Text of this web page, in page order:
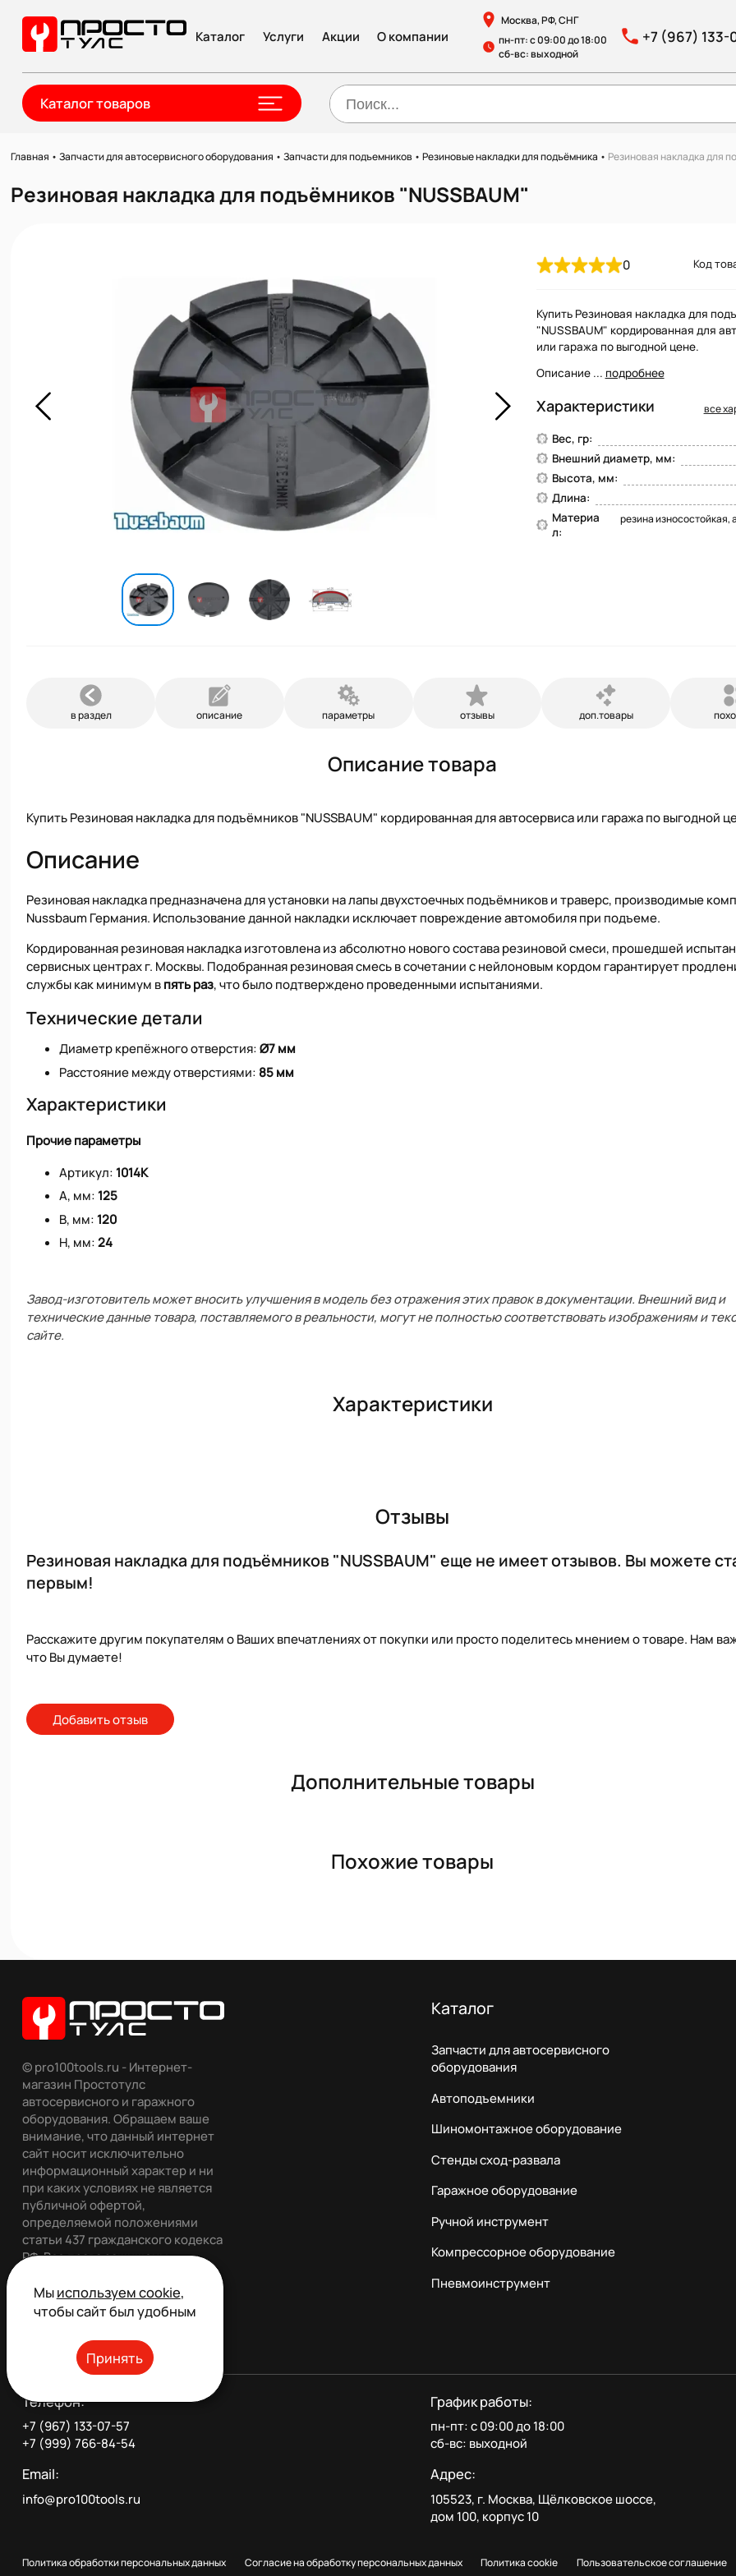
Каталог Услуги Акции О компании
Москва, РФ, СНГ
пн-пт: с 09:00 до 18:00
сб-вс: выходной
+7 (967) 133-
Каталог товаров
Главная •Запчасти для автосервисного оборудования •Запчасти для подъемников •Резиновые накладки для подъёмника • Резиновая накладка для
Резиновая накладка для подъёмников "NUSSBAUM"
0 Код
Купить Резиновая накладка для
"NUSSBAUM" кордированная для
или гаража по выгодной цене.
Описание ... подробнее
Характеристики все
Вес, гр:
Внешний диаметр, мм:
Высота, мм:
Длина:
Материа
л:
резина износостойкая,
в раздел описание параметры отзывы доп.товары
Описание товара
Купить Резиновая накладка для подъёмников "NUSSBAUM" кордированная для автосервиса или гаража по выгодной
Описание
Резиновая накладка предназначена для установки на лапы двухстоечных подъёмников и траверс, производимые
Nussbaum Германия. Использование данной накладки исключает повреждение автомобиля при подъеме.
Кордированная резиновая накладка изготовлена из абсолютно нового состава резиновой смеси, прошедшей
сервисных центрах г. Москвы. Подобранная резиновая смесь в сочетании с нейлоновым кордом гарантирует
службы как минимум впять раз, что было подтверждено проведенными испытаниями.
Технические детали
Диаметр крепёжного отверстия:Ø7 мм
Расстояние между отверстиями: 85 мм
Характеристики
Прочие параметры
Артикул: 1014К
A, мм: 125
B, мм: 120
H, мм:24
Завод-изготовитель может вносить улучшения в модель без отражения этих правок в документации. Внешний вид и
технические данные товара, поставляемого в реальности, могут не полностью соответствовать изображениям и
сайте.
Характеристики
Отзывы
Резиновая накладка для подъёмников "NUSSBAUM" еще не имеет отзывов. Вы можете
первым!
Расскажите другим покупателям о Ваших впечатлениях от покупки или просто поделитесь мнением о товаре. Нам
что Вы думаете!
Добавить отзыв
Дополнительные товары
Похожие товары
© pro100tools.ru - Интернет-
магазин Простотулс
автосервисного и гаражного
оборудования. Обращаем ваше
внимание, что данный интернет
сайт носит исключительно
информационный характер и ни
при каких условиях не является
публичной офертой,
определяемой положениями
статьи 437 гражданского кодекса
РФ. Все права защищены.
Каталог
Запчасти для автосервисного
оборудования
Автоподъемники
Шиномонтажное оборудование
Стенды сход-развала
Гаражное оборудование
Ручной инструмент
Компрессорное оборудование
Пневмоинструмент
Телефон:
+7 (967) 133-07-57
+7 (999) 766-84-54
Email:
info@pro100tools.ru
График работы:
пн-пт: с 09:00 до 18:00
сб-вс: выходной
Адрес:
105523, г. Москва, Щёлковское шоссе,
дом 100, корпус 10
Политика обработки персональных данных Согласие на обработку персональных данных Политика cookie Пользовательское соглашение
Мыиспользуем cookie,
чтобы сайт был удобным
Принять